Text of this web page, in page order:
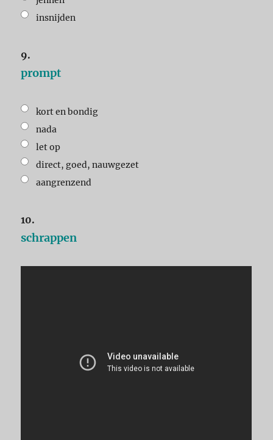
insnijden
9.
prompt
kort en bondig
nada
let op
direct, goed, nauwgezet
aangrenzend
10.
schrappen